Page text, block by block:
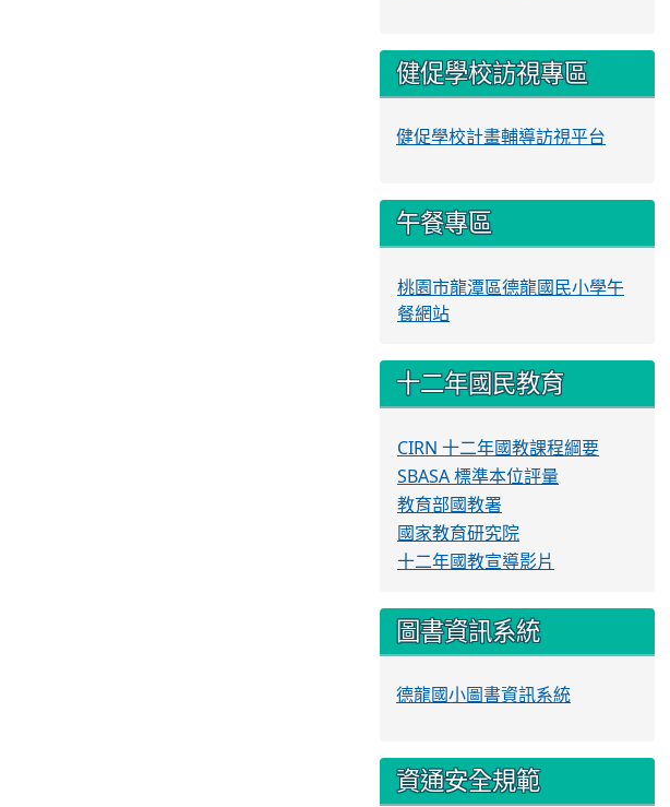
健促學校訪視專區
健促學校計畫輔導訪視平台
午餐專區
桃園市龍潭區德龍國民小學午
餐網站
十二年國民教育
CIRN 十二年國教課程綱要
SBASA 標準本位評量
教育部國教署
國家教育研究院
十二年國教宣導影片
圖書資訊系統
德龍國小圖書資訊系統
資通安全規範